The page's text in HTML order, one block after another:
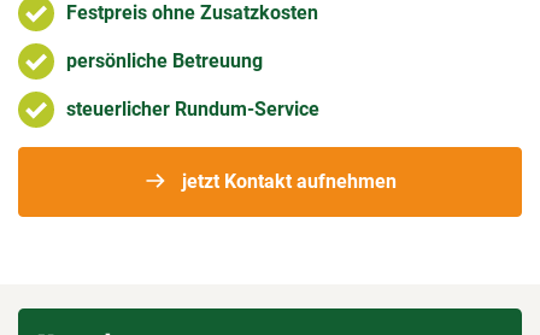
Festpreis ohne Zusatzkosten
persönliche Betreuung
steuerlicher Rundum-Service
jetzt Kontakt aufnehmen